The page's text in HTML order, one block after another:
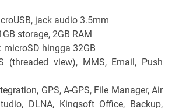
jack audio 3.5mm
storage, 2GB RAM
microSD hingga 32GB
(threaded view), MMS, Email, Push
GPS, A-GPS, File Manager, Air
DLNA, Kingsoft Office, Backup,